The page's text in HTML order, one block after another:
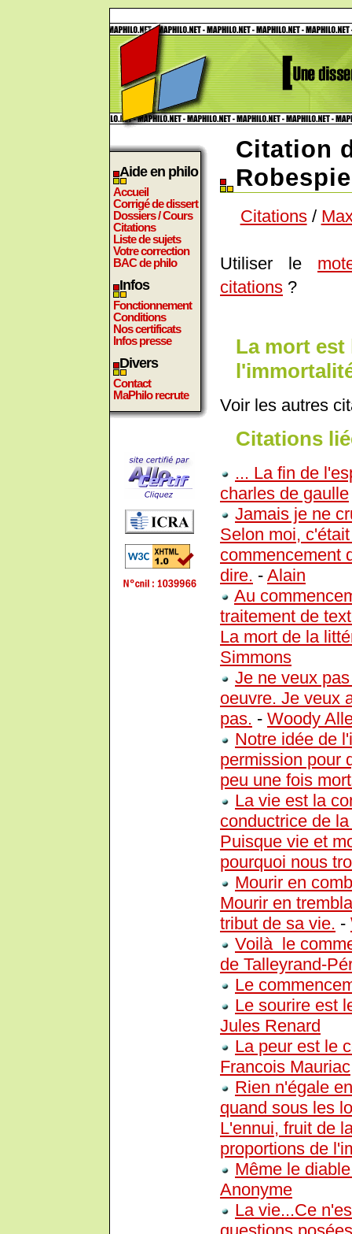
Aide en philo
Accueil
Corrigé de dissert
Dossiers / Cours
Citations
Liste de sujets
Votre correction
BAC de philo
Infos
Fonctionnement
Conditions
Nos certificats
Infos presse
Divers
Contact
MaPhilo recrute
Citation
Citations/
Utiliser le
citations ?
La mort est
Voir les autres
Citations
... La fin de
charles de gaulle
Jamais je ne
Selon moi,
commencement
dire. - Alain
Au
traitement de
La mort de la
Simmons
Je ne veux
oeuvre. Je veux
pas. - Woody
Notre idée de
permission pour
peu une fois
La vie est la
conductrice de
Puisque vie et
pourquoi nous
Mourir en
Mourir en
tribut de sa vie. -
Voilà le
de Talleyrand-
Le
Le sourire est
Jules Renard
La peur est le
Francois Mauriac
Rien n'égale
quand sous les
L'ennui, fruit de
proportions de
Même le
Anonyme
La vie...Ce